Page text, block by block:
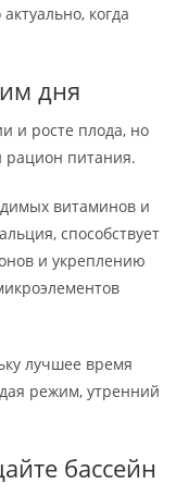
когда
дня
и росте плода, но
рацион питания.
витаминов и
способствует
и укреплению
лучшее время
режим, утренний
бассейн